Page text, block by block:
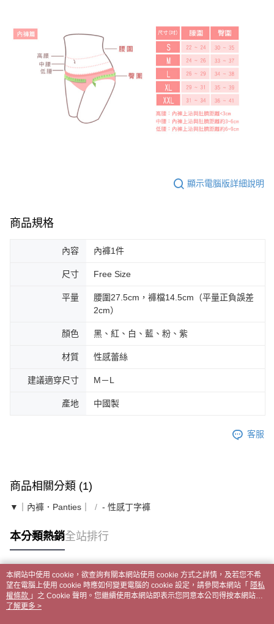
顯示電腦版詳細說明
商品規格
內容 內褲1件
尺寸 Free Size
平量
腰圍27.5cm，褲檔14.5cm（平量正負誤差
2cm）
顏色 黑、紅、白、藍、粉、紫
材質 性感蕾絲
建議適穿尺寸 M－L
產地 中國製
客服
商品相關分類 (1)
▼｜內褲．Panties｜ - 性感丁字褲
本分類熱銷全站排行
熱門標籤
本網站中使用 cookie，欲查詢有關本網站使用 cookie 方式之詳情，及若您不希
望在電腦上使用 cookie 時應如何變更電腦的 cookie 設定，請參閱本網站「 隱私
權條款 」之 Cookie 聲明。您繼續使用本網站即表示您同意本公司得按本網站使
用條款之 Cookie 聲明使用 cookie。
了解更多 >